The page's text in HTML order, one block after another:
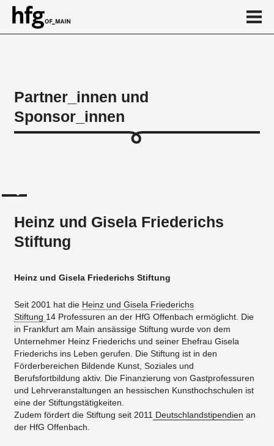
Über
Heinz und Gisela Friederichs Stiftung
Partner_innen und
Sponsor_innen
Heinz und Gisela Friederichs
Stiftung
Heinz und Gisela Friederichs Stiftung
Seit 2001 hat die Heinz und Gisela Friederichs
Stiftung 14 Professuren an der HfG Offenbach ermöglicht. Die
in Frankfurt am Main ansässige Stiftung wurde von dem
Unternehmer Heinz Friederichs und seiner Ehefrau Gisela
Friederichs ins Leben gerufen. Die Stiftung ist in den
Förderbereichen Bildende Kunst, Soziales und
Berufsfortbildung aktiv. Die Finanzierung von Gastprofessuren
und Lehrveranstaltungen an hessischen Kunsthochschulen ist
eine der Stiftungstätigkeiten.
Zudem fördert die Stiftung seit 2011 Deutschlandstipendien an
der HfG Offenbach.